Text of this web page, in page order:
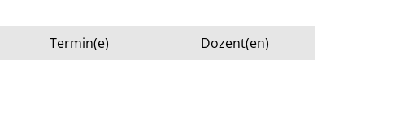
Termin(e) Dozent(en)